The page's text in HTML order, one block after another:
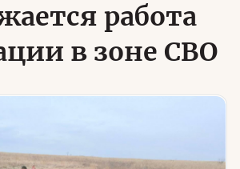
работа
в зоне СВО
ветеранов СВО